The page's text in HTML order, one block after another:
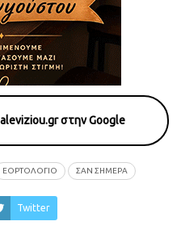
στην Google
ΕΟΡΤΟΛΟΓΙΟ ΣΑΝ ΣΗΜΕΡΑ
Twitter